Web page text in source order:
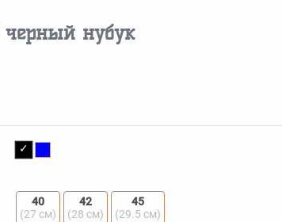
черный нубук
40
(27 см)
42
(28 см)
45
(29.5 см)